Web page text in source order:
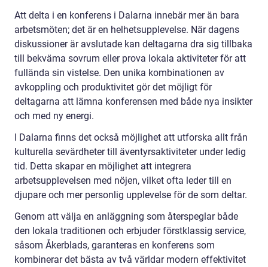
Att delta i en konferens i Dalarna innebär mer än bara
arbetsmöten; det är en helhetsupplevelse. När dagens
diskussioner är avslutade kan deltagarna dra sig tillbaka
till bekväma sovrum eller prova lokala aktiviteter för att
fullända sin vistelse. Den unika kombinationen av
avkoppling och produktivitet gör det möjligt för
deltagarna att lämna konferensen med både nya insikter
och med ny energi.
I Dalarna finns det också möjlighet att utforska allt från
kulturella sevärdheter till äventyrsaktiviteter under ledig
tid. Detta skapar en möjlighet att integrera
arbetsupplevelsen med nöjen, vilket ofta leder till en
djupare och mer personlig upplevelse för de som deltar.
Genom att välja en anläggning som återspeglar både
den lokala traditionen och erbjuder förstklassig service,
såsom Åkerblads, garanteras en konferens som
kombinerar det bästa av två världar modern effektivitet